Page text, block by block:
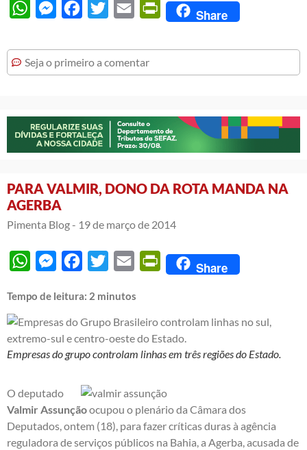
WhatsAppMessengerFacebook
Twitter Email PrintFriendly
Share
Seja o primeiro a comentar
PARA VALMIR, DONO DA ROTA MANDA NA
AGERBA
Pimenta Blog - 19 de março de 2014
WhatsAppMessengerFacebook
Twitter Email PrintFriendly
Share
Tempo de leitura: 2 minutos
Empresas do grupo controlam linhas em três regiões do Estado.
O deputado
Valmir Assunçãoocupou o plenário da Câmara dos
Deputados, ontem (18), para fazer críticas duras à agência
reguladora de serviços públicos na Bahia, a Agerba, acusada de